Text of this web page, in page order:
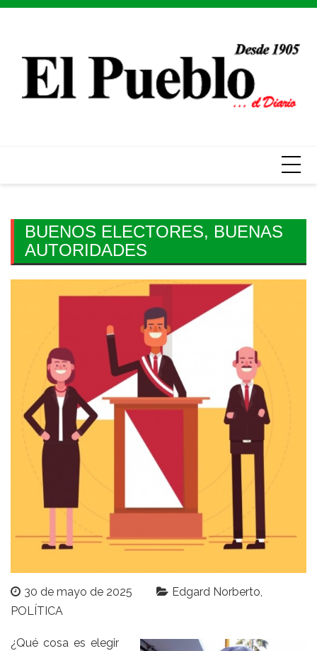
Skip
BUENOS ELECTORES, BUENAS
AUTORIDADES
30 de mayo de 2025
Edgard Norberto
POLÍTICA
¿Qué cosa es elegir